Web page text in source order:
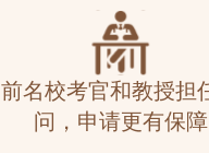
前名校考官和教授担
问，申请更有保障